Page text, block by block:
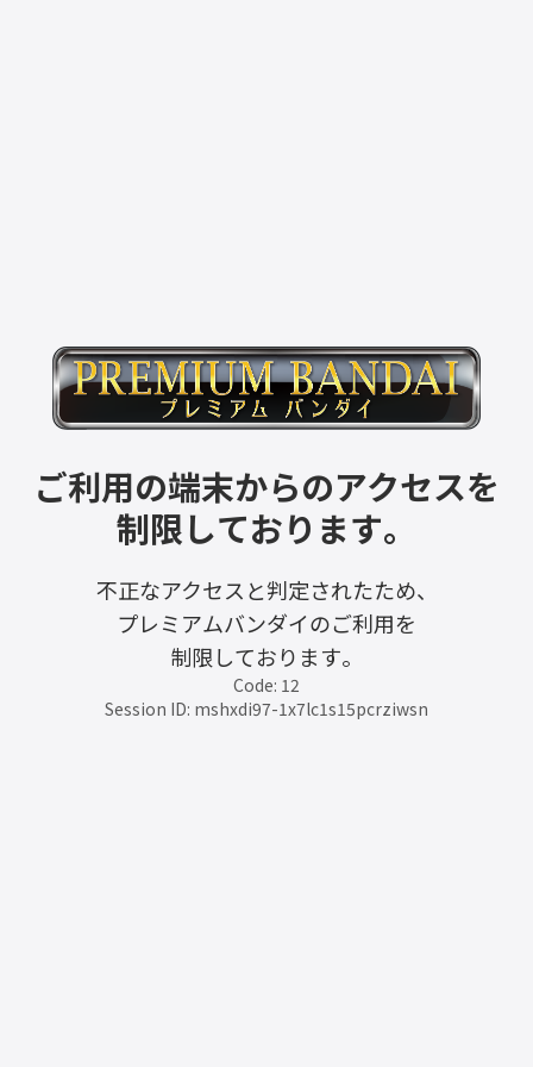
ご利用の端末からのアクセスを
制限しております。
不正なアクセスと判定されたため、
プレミアムバンダイのご利用を
制限しております。
Code: 12
Session ID: mshxdi97-1x7lc1s15pcrziwsn